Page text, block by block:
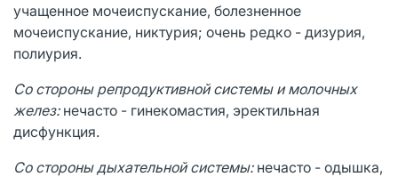
учащенное мочеиспускание, болезненное
мочеиспускание, никтурия; очень редко - дизурия,
полиурия.
Со стороны репродуктивной системы и молочных
желез: нечасто - гинекомастия, эректильная
дисфункция.
Со стороны дыхательной системы:нечасто - одышка,